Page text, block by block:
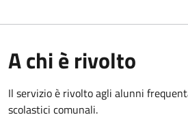
A chi è rivolto
Il servizio è rivolto agli alunni
scolastici comunali.